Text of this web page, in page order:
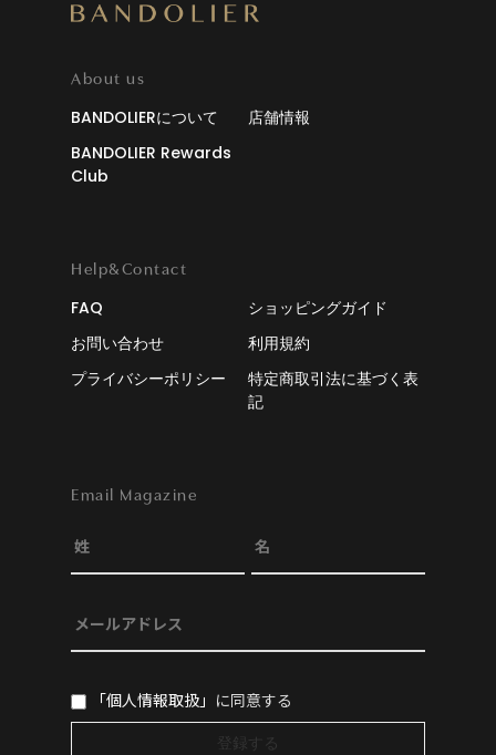
About us
BANDOLIERについて
店舗情報
BANDOLIER Rewards
Club
Help&Contact
FAQ
ショッピングガイド
お問い合わせ
利用規約
プライバシーポリシー
特定商取引法に基づく表
記
Email Magazine
「個人情報取扱」 に同意する